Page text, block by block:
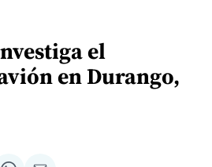
el
en Durango,